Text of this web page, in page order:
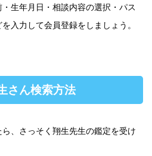
生年月日・相談内容の選択・パス
入力して会員登録をしましょう。
さん検索方法
、さっそく翔生先生の鑑定を受け